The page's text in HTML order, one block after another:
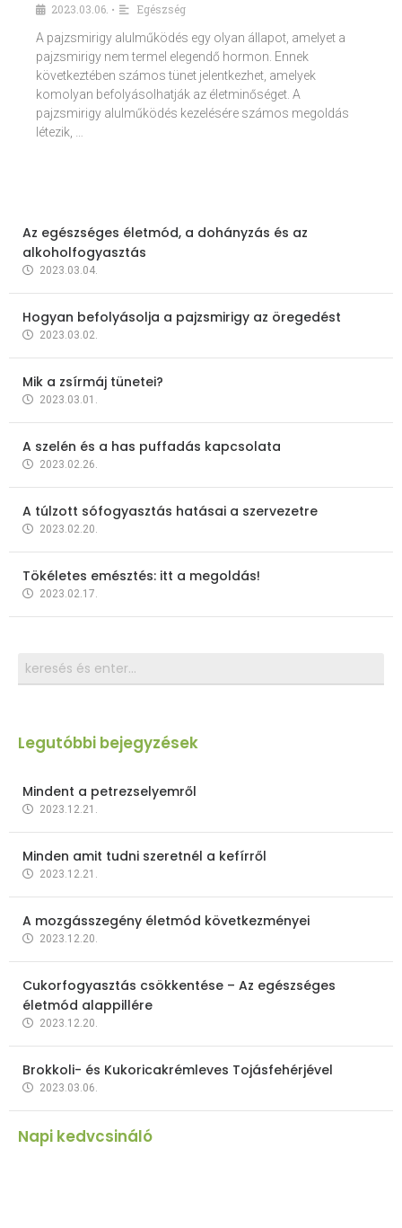
2023.03.06. •
Egészség
A pajzsmirigy alulműködés egy olyan állapot, amelyet a
pajzsmirigy nem termel elegendő hormon. Ennek
következtében számos tünet jelentkezhet, amelyek
komolyan befolyásolhatják az életminőséget. A
pajzsmirigy alulműködés kezelésére számos megoldás
létezik, …
Az egészséges életmód, a dohányzás és az
alkoholfogyasztás
2023.03.04.
Hogyan befolyásolja a pajzsmirigy az öregedést
2023.03.02.
Mik a zsírmáj tünetei?
2023.03.01.
A szelén és a has puffadás kapcsolata
2023.02.26.
A túlzott sófogyasztás hatásai a szervezetre
2023.02.20.
Tökéletes emésztés: itt a megoldás!
2023.02.17.
Legutóbbi bejegyzések
Mindent a petrezselyemről
2023.12.21.
Minden amit tudni szeretnél a kefírről
2023.12.21.
A mozgásszegény életmód következményei
2023.12.20.
Cukorfogyasztás csökkentése – Az egészséges
életmód alappillére
2023.12.20.
Brokkoli- és Kukoricakrémleves Tojásfehérjével
2023.03.06.
Napi kedvcsináló